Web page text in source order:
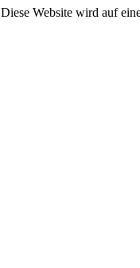
Diese Website wird auf